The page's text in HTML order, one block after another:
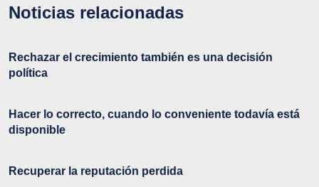
Noticias relacionadas
Rechazar el crecimiento también es una decisión
política
Hacer lo correcto, cuando lo conveniente todavía está
disponible
Recuperar la reputación perdida